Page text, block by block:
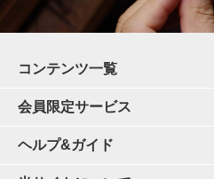
コンテンツ一覧
会員限定サービス
ヘルプ&ガイド